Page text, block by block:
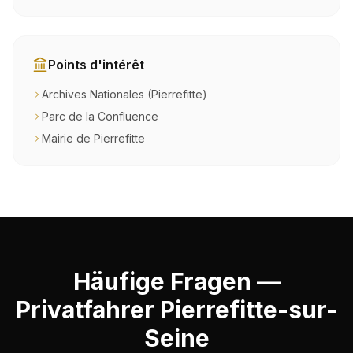
Points d'intérêt
Archives Nationales (Pierrefitte)
Parc de la Confluence
Mairie de Pierrefitte
Häufige Fragen —
Privatfahrer Pierrefitte-sur-
Seine